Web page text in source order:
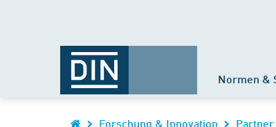
Normen &
Forschung & Innovation